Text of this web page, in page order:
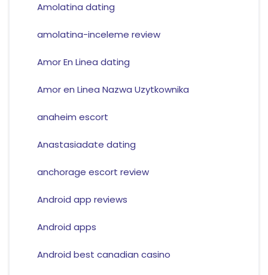
Amolatina dating
amolatina-inceleme review
Amor En Linea dating
Amor en Linea Nazwa Uzytkownika
anaheim escort
Anastasiadate dating
anchorage escort review
Android app reviews
Android apps
Android best canadian casino